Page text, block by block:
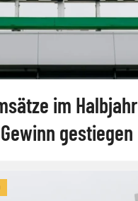
im Halbjahr
gestiegen